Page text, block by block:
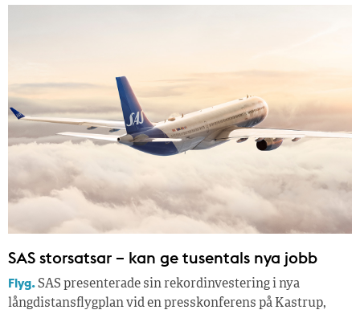
SAS storsatsar – kan ge tusentals nya jobb
Flyg.SAS presenterade sin rekordinvestering i nya
långdistansflygplan vid en presskonferens på Kastrup,